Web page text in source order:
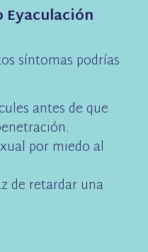
Eyaculación
síntomas podrías
antes de que
por miedo al
de retardar una